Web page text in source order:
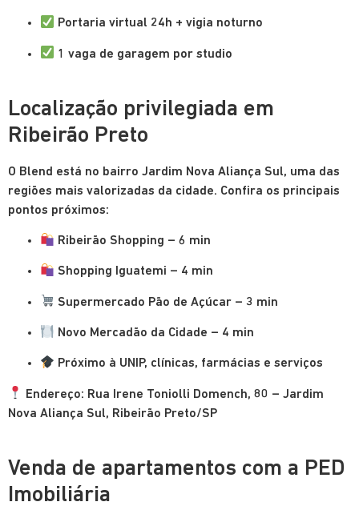
Portaria virtual 24h + vigia noturno
1 vaga de garagem por studio
Localização privilegiada em
Ribeirão Preto
O Blend está no bairro Jardim Nova Aliança Sul, uma das
regiões mais valorizadas da cidade. Confira os principais
pontos próximos:
Ribeirão Shopping – 6 min
Shopping Iguatemi – 4 min
Supermercado Pão de Açúcar – 3 min
Novo Mercadão da Cidade – 4 min
Próximo à UNIP, clínicas, farmácias e serviços
Endereço: Rua Irene Toniolli Domench, 80 – Jardim
Nova Aliança Sul, Ribeirão Preto/SP
Venda de apartamentos com a PED
Imobiliária